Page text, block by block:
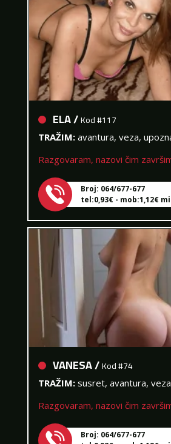
ELA /
Broj: 064/677-677
tel:0,93€ - mob:1,12€ min
VANESA /
TRAŽIM:
Broj: 064/677-677
tel:0,93€ - mob:1,12€ min